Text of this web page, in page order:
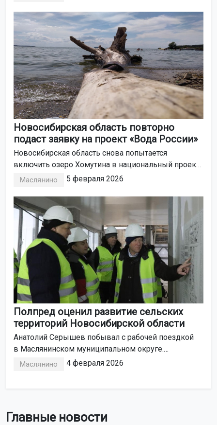
Новосибирская область повторно
подаст заявку на проект «Вода России»
Новосибирская область снова попытается
включить озеро Хомутина в национальный проект
«Вода России». Ранее заявка не прошла из-за
заместитель министра природных ресурсов
региона Дмитрий Цуканов.
Маслянино 5 февраля 2026
Полпред оценил развитие сельских
территорий Новосибирской области
Анатолий Серышев побывал с рабочей поездкой
в Маслянинском муниципальном округе.
Он посетил строящийся молокозавод, объекты
Маслянино 4 февраля 2026
Главные новости